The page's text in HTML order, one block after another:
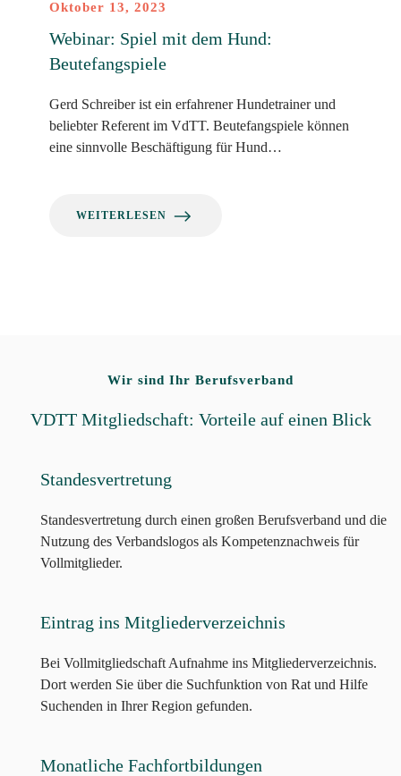
Oktober 13, 2023
Webinar: Spiel mit dem Hund:
Beutefangspiele
Gerd Schreiber ist ein erfahrener Hundetrainer und
beliebter Referent im VdTT. Beutefangspiele können
eine sinnvolle Beschäftigung für Hund…
WEITERLESEN
Wir sind Ihr Berufsverband
VDTT Mitgliedschaft: Vorteile auf einen Blick
Standesvertretung
Standesvertretung durch einen großen Berufsverband und die
Nutzung des Verbandslogos als Kompetenznachweis für
Vollmitglieder.
Eintrag ins Mitgliederverzeichnis
Bei Vollmitgliedschaft Aufnahme ins Mitgliederverzeichnis.
Dort werden Sie über die Suchfunktion von Rat und Hilfe
Suchenden in Ihrer Region gefunden.
Monatliche Fachfortbildungen